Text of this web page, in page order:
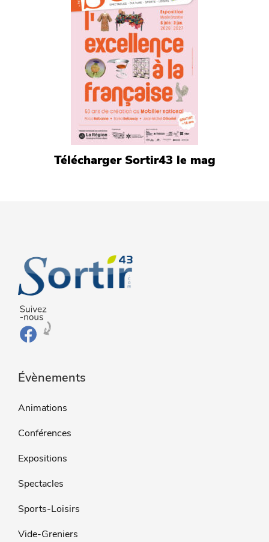
Télécharger Sortir43 le mag
Évènements
Animations
Conférences
Expositions
Spectacles
Sports-Loisirs
Vide-Greniers